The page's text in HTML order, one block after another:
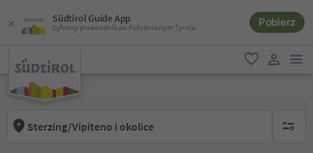
Südtirol Guide App
Cyfrowy przewodnik po Południowym Tyrolu Pobierz
ulubione
Sterzing/Vipiteno i okolice brak